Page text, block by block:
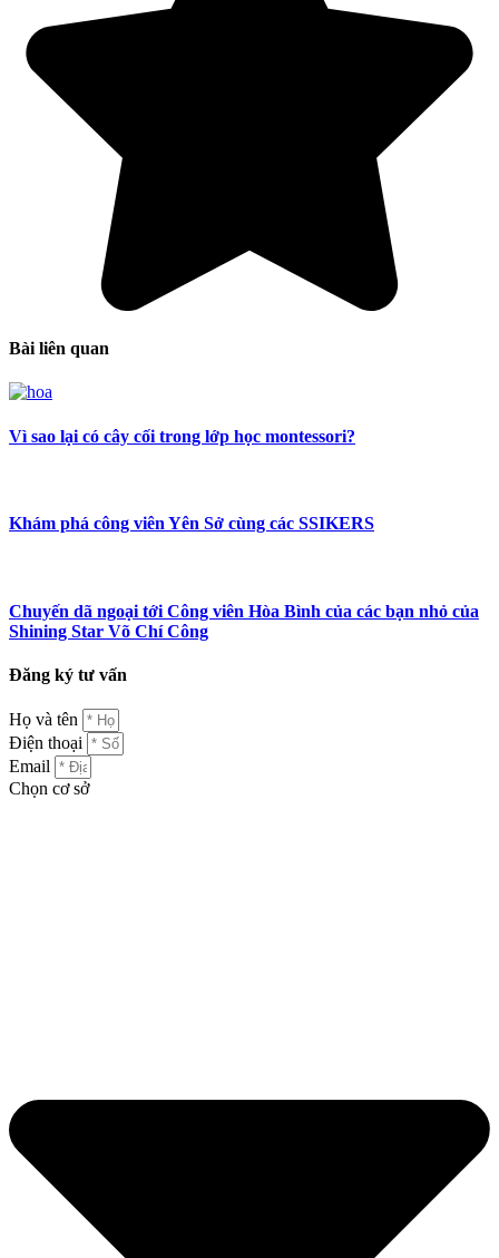
Bài liên quan
Vì sao lại có cây cối trong lớp học montessori?
Khám phá công viên Yên Sở cùng các SSIKERS
Chuyến dã ngoại tới Công viên Hòa Bình của các bạn nhỏ của
Shining Star Võ Chí Công
Đăng ký tư vấn
Họ và tên
Điện thoại
Email
Chọn cơ sở